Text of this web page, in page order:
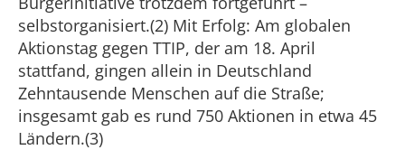
selbstorganisiert.(2) Mit Erfolg: Am globalen
Aktionstag gegen TTIP, der am 18. April
stattfand, gingen allein in Deutschland
Zehntausende Menschen auf die Straße;
insgesamt gab es rund 750 Aktionen in etwa 45
Ländern.(3)